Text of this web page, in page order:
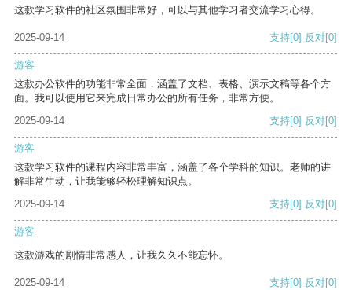
这款学习软件的社区氛围非常好，可以与其他学习者交流学习心得。
2025-09-14 支持[0] 反对[0]
游客
这款办公软件的功能非常全面，涵盖了文档、表格、演示文稿等各个方
面。我可以使用它来完成日常办公的所有任务，非常方便。
2025-09-14
支持[0] 反对[0]
游客
这款学习软件的课程内容非常丰富，涵盖了各个学科的知识。老师的讲
解非常生动，让我能够轻松理解知识点。
2025-09-14
支持[0] 反对[0]
游客
这款游戏的剧情非常感人，让我久久不能忘怀。
2025-09-14 支持[0] 反对[0]